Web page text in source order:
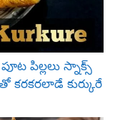
పిల్లలు స్నాక్స్
కరకరలాడే కుర్కురే